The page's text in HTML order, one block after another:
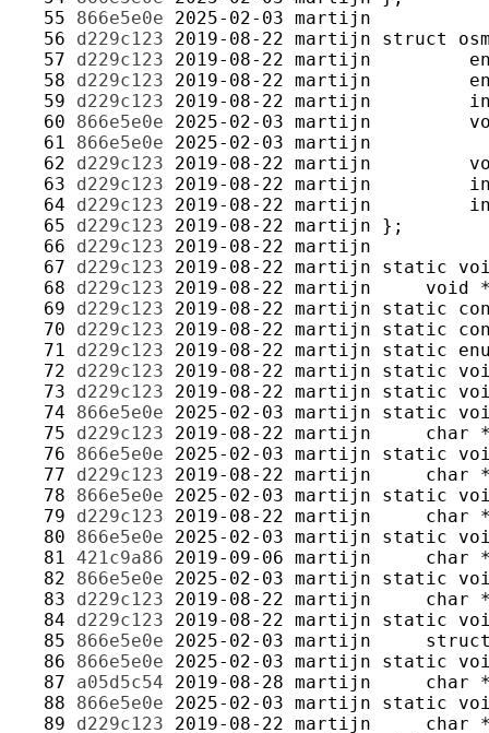
  55
866e5e0e 2025-02-03 martijn
  56
d229c123 2019-08-22 martijn
  57
d229c123 2019-08-22 martijn
  58
d229c123 2019-08-22 martijn
  59
d229c123 2019-08-22 martijn
  60
866e5e0e 2025-02-03 martijn
  61
866e5e0e 2025-02-03 martijn
  62
d229c123 2019-08-22 martijn
  63
d229c123 2019-08-22 martijn
  64
d229c123 2019-08-22 martijn
  65
d229c123 2019-08-22 martijn
  66
d229c123 2019-08-22 martijn
  67
d229c123 2019-08-22 martijn
  68
d229c123 2019-08-22 martijn
  69
d229c123 2019-08-22 martijn
  70
d229c123 2019-08-22 martijn
  71
d229c123 2019-08-22 martijn
  72
d229c123 2019-08-22 martijn
  73
d229c123 2019-08-22 martijn
  74
866e5e0e 2025-02-03 martijn
  75
d229c123 2019-08-22 martijn
  76
866e5e0e 2025-02-03 martijn
  77
d229c123 2019-08-22 martijn
  78
866e5e0e 2025-02-03 martijn
  79
d229c123 2019-08-22 martijn
  80
866e5e0e 2025-02-03 martijn
  81
421c9a86 2019-09-06 martijn
  82
866e5e0e 2025-02-03 martijn
  83
d229c123 2019-08-22 martijn
  84
d229c123 2019-08-22 martijn
  85
866e5e0e 2025-02-03 martijn
  86
866e5e0e 2025-02-03 martijn
  87
a05d5c54 2019-08-28 martijn
  88
866e5e0e 2025-02-03 martijn
  89
d229c123 2019-08-22 martijn